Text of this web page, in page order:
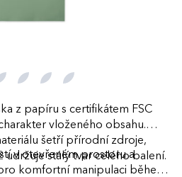
z papíru s certifikátem FSC
vloženého obsahu.
šetří přírodní zdroje,
udržuje stálý tvar celého balení.
v otevřeném prostoru a
komfortní manipulaci během